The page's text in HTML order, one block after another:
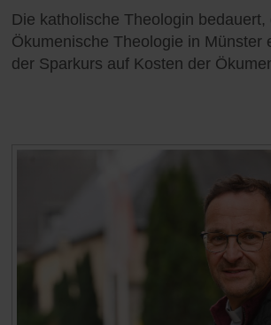
Die katholische Theologin
Ökumenische Theologie in Münster
der Sparkurs auf Kosten der